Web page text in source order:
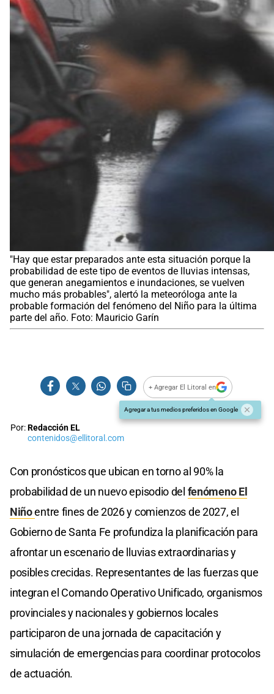
"Hay que estar preparados ante esta situación porque la
probabilidad de este tipo de eventos de lluvias intensas,
que generan anegamientos e inundaciones, se vuelven
mucho más probables", alertó la meteoróloga ante la
probable formación del fenómeno del Niño para la última
parte del año. Foto: Mauricio Garín
+ Agregar El Litoral en
Agregar a tus medios preferidos en Google
Por:Redacción EL
contenidos@ellitoral.com
Con pronósticos que ubican en torno al 90% la
probabilidad de un nuevo episodio del fenómeno El
Niñoentre fines de 2026 y comienzos de 2027, el
Gobierno de Santa Fe profundiza la planificación para
afrontar un escenario de lluvias extraordinarias y
posibles crecidas. Representantes de las fuerzas que
integran el Comando Operativo Unificado, organismos
provinciales y nacionales y gobiernos locales
participaron de una jornada de capacitación y
simulación de emergencias para coordinar protocolos
de actuación.